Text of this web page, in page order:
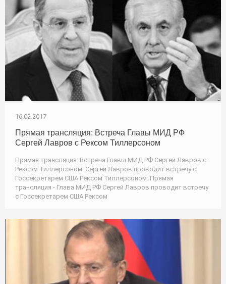
16.02.2017
Прямая трансляция: Встреча Главы МИД РФ
Сергей Лавров с Рексом Тиллерсоном
Прямая трансляция: Встреча Главы МИД РФ Сергей Лавров с
Рексом Тиллерсоном. Сергей Лавров проводит встречу с
Госсекретарем США Рексом Тиллерсоном. Прямая
трансляция - Глава МИД РФ Сергей Лавров проводит встречу
с Госсекретарем США Рексом